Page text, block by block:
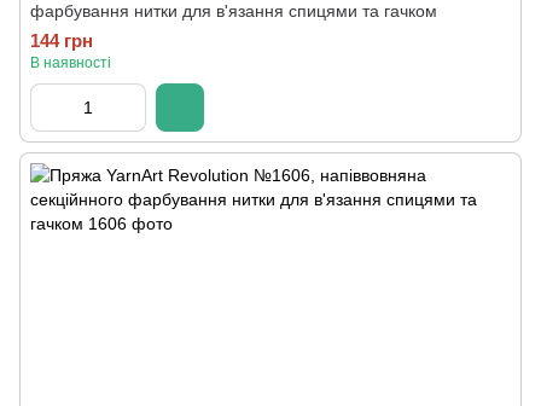
фарбування нитки для в'язання спицями та гачком
144 грн
В наявності